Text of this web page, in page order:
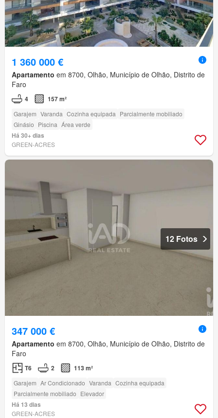
1 360 000 €
Apartamento em 8700, Olhão, Município de Olhão, Distrito de
Faro
4 157 m²
Garajem Varanda Cozinha equipada Parcialmente mobiliado
Ginásio Piscina Área verde
Há 30+ dias
GREEN-ACRES
12 Fotos
347 000 €
Apartamento em 8700, Olhão, Município de Olhão, Distrito de
Faro
T6 2 113 m²
Garajem Ar Condicionado Varanda Cozinha equipada
Parcialmente mobiliado Elevador
Há 13 dias
GREEN-ACRES